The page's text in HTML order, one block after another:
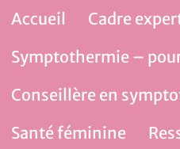
Aller
contenu
Accueil
Cadre
Symptothermie –
Conseillère en
Santé féminine